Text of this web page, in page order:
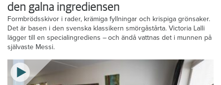
den galna ingrediensen
Formbrödsskivor i rader, krämiga fyllningar och krispiga grönsaker.
Det är basen i den svenska klassikern smörgåstårta. Victoria Lalli
lägger till en specialingrediens – och ändå vattnas det i munnen på
självaste Messi.